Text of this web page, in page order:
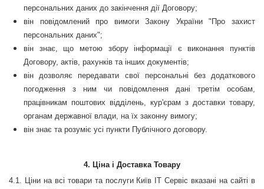
персональних даних до закінчення дії Договору;
він повідомлений про вимоги Закону України "Про захист
персональних даних";
він знає, що метою збору інформації є виконання пунктів
Договору, актів, рахунків та інших документів;
він дозволяє передавати свої персональні без додаткового
погодження з ним чи повідомлення дані третім особам,
працівникам поштових відділень, кур'єрам з доставки товару,
органам державної влади, на їх законну вимогу;
він знає та розуміє усі пункти Публічного договору.
4. Ціна і Доставка Товару
4.1. Ціни на всі товари та послуги Київ ІТ Сервіс вказані на сайті в